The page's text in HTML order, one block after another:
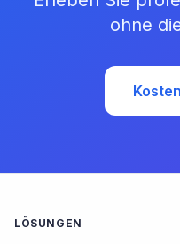
ohne
LÖSUNGEN